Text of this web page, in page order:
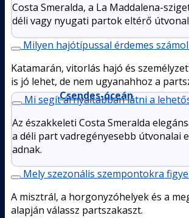
Csendes-óceán
Costa Smeralda, a La Maddalena-
déli vagy nyugati partok eltérő
Milyen hajótípussal érdemes
Katamarán, vitorlás hajó és
is jó lehet, de nem ugyanahhoz a
Mi segít árnyaltabban látni a
Az északkeleti Costa Smeralda
a déli part vadregényesebb útvonalai
adnak.
Mely szezonális szempontokra
A misztrál, a horgonyzóhelyek és a
alapján válassz partszakaszt.